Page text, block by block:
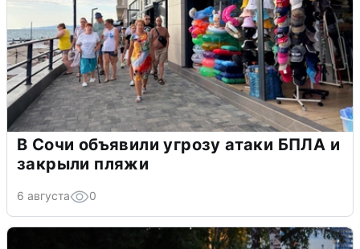
В Сочи объявили угрозу атаки БПЛА и
закрыли пляжи
6 августа 0